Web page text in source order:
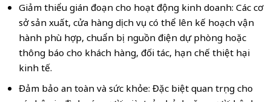
Giảm thiểu gián đoạn cho hoạt động kinh doanh: Các cơ
sở sản xuất, cửa hàng dịch vụ có thể lên kế hoạch vận
hành phù hợp, chuẩn bị nguồn điện dự phòng hoặc
thông báo cho khách hàng, đối tác, hạn chế thiệt hại
kinh tế.
Đảm bảo an toàn và sức khỏe: Đặc biệt quan trọng cho